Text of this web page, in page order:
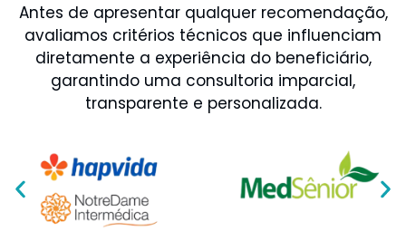
Antes de apresentar qualquer recomendação,
avaliamos critérios técnicos que influenciam
diretamente a experiência do beneficiário,
garantindo uma consultoria imparcial,
transparente e personalizada.